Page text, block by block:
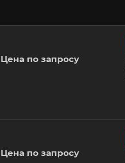
Цена по запросу
Цена по запросу